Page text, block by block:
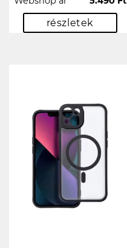
részletek